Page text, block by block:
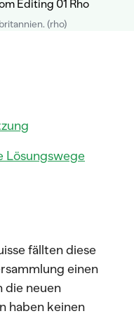
(rho)
Lösungswege
fällten diese
einen
die neuen
haben keinen